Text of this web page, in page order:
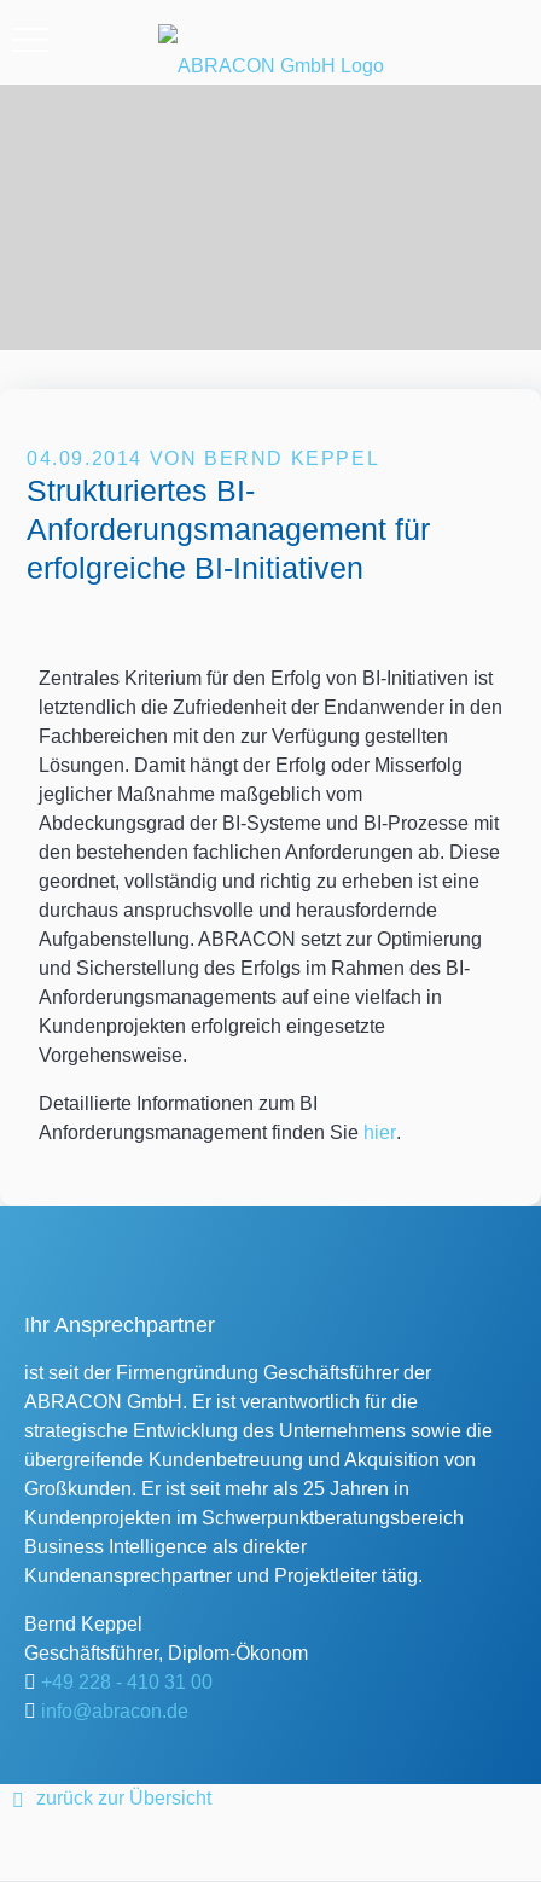
04.09.2014 VON BERND KEPPEL
Strukturiertes BI-
Anforderungsmanagement für
erfolgreiche BI-Initiativen
Zentrales Kriterium für den Erfolg von BI-Initiativen ist
letztendlich die Zufriedenheit der Endanwender in den
Fachbereichen mit den zur Verfügung gestellten
Lösungen. Damit hängt der Erfolg oder Misserfolg
jeglicher Maßnahme maßgeblich vom
Abdeckungsgrad der BI-Systeme und BI-Prozesse mit
den bestehenden fachlichen Anforderungen ab. Diese
geordnet, vollständig und richtig zu erheben ist eine
durchaus anspruchsvolle und herausfordernde
Aufgabenstellung. ABRACON setzt zur Optimierung
und Sicherstellung des Erfolgs im Rahmen des BI-
Anforderungsmanagements auf eine vielfach in
Kundenprojekten erfolgreich eingesetzte
Vorgehensweise.
Detaillierte Informationen zum BI
Anforderungsmanagement finden Sie hier.
Bernd Keppel
Geschäftsführer, Diplom-Ökonom
+49 228 - 410 31 00
info@abracon.de
Ihr Ansprechpartner
ist seit der Firmengründung Geschäftsführer der
ABRACON GmbH. Er ist verantwortlich für die
strategische Entwicklung des Unternehmens sowie die
übergreifende Kundenbetreuung und Akquisition von
Großkunden. Er ist seit mehr als 25 Jahren in
Kundenprojekten im Schwerpunktberatungsbereich
Business Intelligence als direkter
Kundenansprechpartner und Projektleiter tätig.
zurück zur Übersicht